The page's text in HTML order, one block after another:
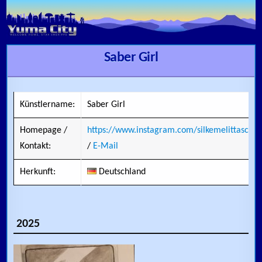
Skip to content
Saber Girl
Künstlername: Saber Girl
Homepage /
Kontakt:
https://www.instagram.com/
/ E-Mail
Herkunft: Deutschland
2025